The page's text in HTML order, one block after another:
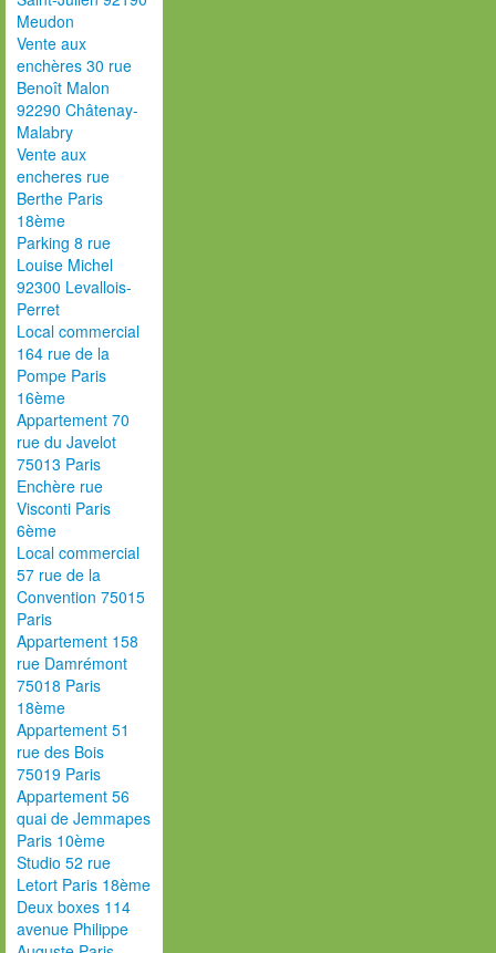
Meudon
Vente aux
enchères 30 rue
Benoît Malon
92290 Châtenay-
Malabry
Vente aux
encheres rue
Berthe Paris
18ème
Parking 8 rue
Louise Michel
92300 Levallois-
Perret
Local commercial
164 rue de la
Pompe Paris
16ème
Appartement 70
rue du Javelot
75013 Paris
Enchère rue
Visconti Paris
6ème
Local commercial
57 rue de la
Convention 75015
Paris
Appartement 158
rue Damrémont
75018 Paris
18ème
Appartement 51
rue des Bois
75019 Paris
Appartement 56
quai de Jemmapes
Paris 10ème
Studio 52 rue
Letort Paris 18ème
Deux boxes 114
avenue Philippe